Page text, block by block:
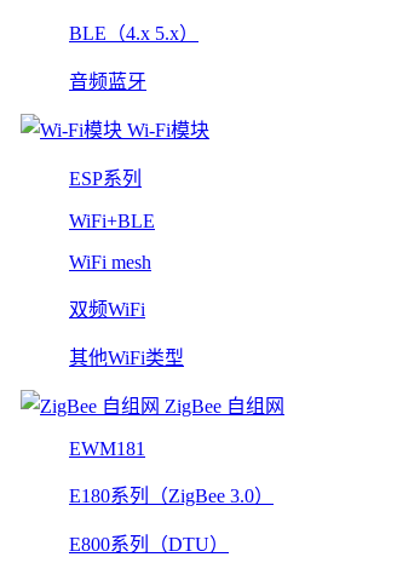
BLE（4.x 5.x）
音频蓝牙
Wi-Fi模块
ESP系列
WiFi+BLE
WiFi mesh
双频WiFi
其他WiFi类型
ZigBee 自组网
EWM181
E180系列（ZigBee 3.0）
E800系列（DTU）